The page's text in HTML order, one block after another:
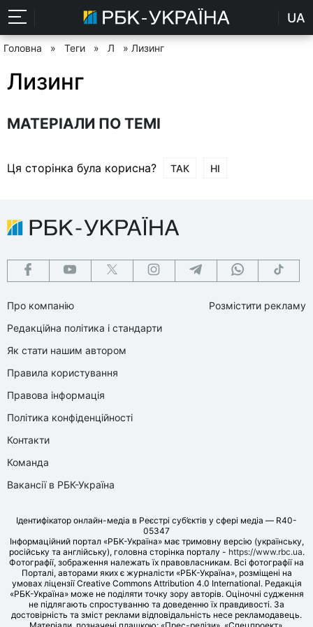
UA
Головна » Теги » Л » Лизинг
Лизинг
МАТЕРІАЛИ ПО ТЕМІ
Ця сторінка була корисна? ТАК НІ
Про компанію
Редакційна політика і стандарти
Як стати нашим автором
Правила користування
Правова інформація
Політика конфіденційності
Контакти
Команда
Вакансії в РБК-Україна
Розмістити рекламу
Ідентифікатор онлайн-медіа в Реєстрі суб’єктів у сфері медіа — R40-
05347
Інформаційний портал «РБК-Україна» має тримовну версію (українську,
російську та англійську), головна сторінка порталу - https://www.rbc.ua.
Фотографії, зображення належать їх правовласникам. Всі фотографії на
Порталі, авторами яких є журналісти «РБК-Україна», розміщені на
умовах ліцензії Creative Commons Attribution 4.0 International. Редакція
«РБК-Україна» може не поділяти точку зору авторів. Оціночні судження
не підлягають спростуванню та доведенню їх правдивості. За
достовірність та зміст реклами відповідальність несе рекламодавець.